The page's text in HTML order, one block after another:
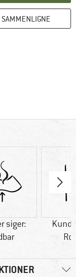
SAMMENLIGNE
oplysningerne får du
siger: